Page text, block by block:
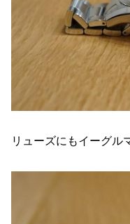
リューズにもイーグル